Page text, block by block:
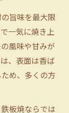
旨味を最大限
一気に焼き上
風味や甘みが
、表面は香ば
め、多くの方
板焼ならでは